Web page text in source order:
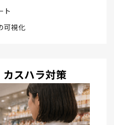
ト
可視化
スハラ対策